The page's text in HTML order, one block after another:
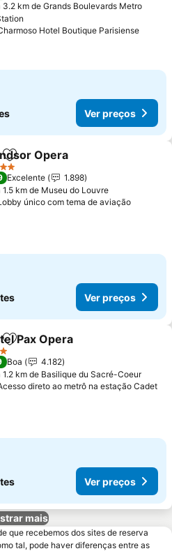
3.2 km de Grands Boulevards Metro
Hotel Boutique ParisienseVer
Ver preços
Adicionar aos favoritos
Opera
Excelente
1.898
1.5 km de Museu do Louvre
único com tema de aviaçãoVer
Ver preços
Adicionar aos favoritos
Pax Opera
Boa
4.182
1.2 km de Basilique du Sacré-Coeur
direto ao metrô na estação Cadet
Ver preços
mais
que recebemos dos sites de reserva
tal, pode haver diferenças entre as